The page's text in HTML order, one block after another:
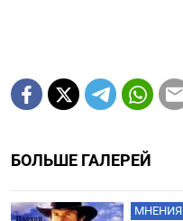
БОЛЬШЕ ГАЛЕРЕЙ
МНЕНИЯ